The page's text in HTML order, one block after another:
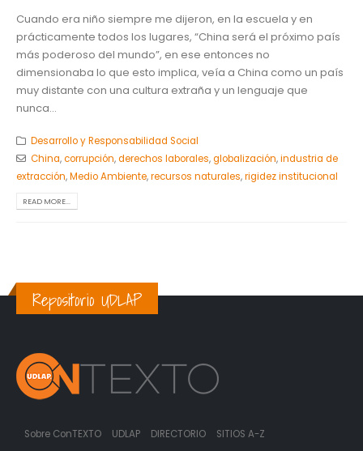
Cuando era niño siempre me dijeron, en la escuela y en
prácticamente todos los lugares, “China será el próximo país
más poderoso del mundo”, en ese entonces no
dimensionaba lo que esto implica, veía a China como un país
muy distante con una cultura extraña y un lenguaje que
nunca...
Desarrollo y Responsabilidad Social
China,corrupción,derechos laborales,globalización,industria de
extracción,Medio Ambiente,recursos naturales,rigidez institucional
READ MORE...
Repositorio UDLAP
Sobre ConTEXTO UDLAP DIRECTORIO SITIOS A-Z